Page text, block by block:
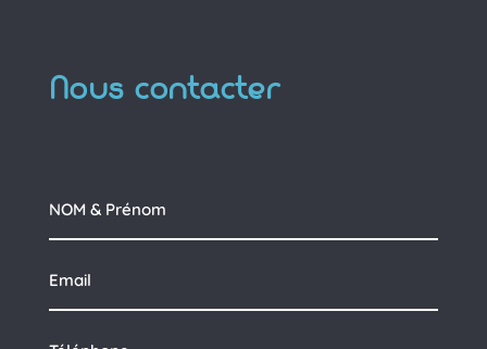
Nous contacter